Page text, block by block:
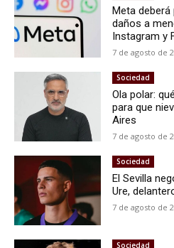
Meta deberá
daños a
Instagram y
7 de agosto de
Sociedad
Ola polar:
para que
Aires
7 de agosto de
Sociedad
El Sevilla
Ure,
7 de agosto de
Sociedad